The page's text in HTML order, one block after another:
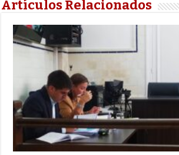
Artículos Relacionados